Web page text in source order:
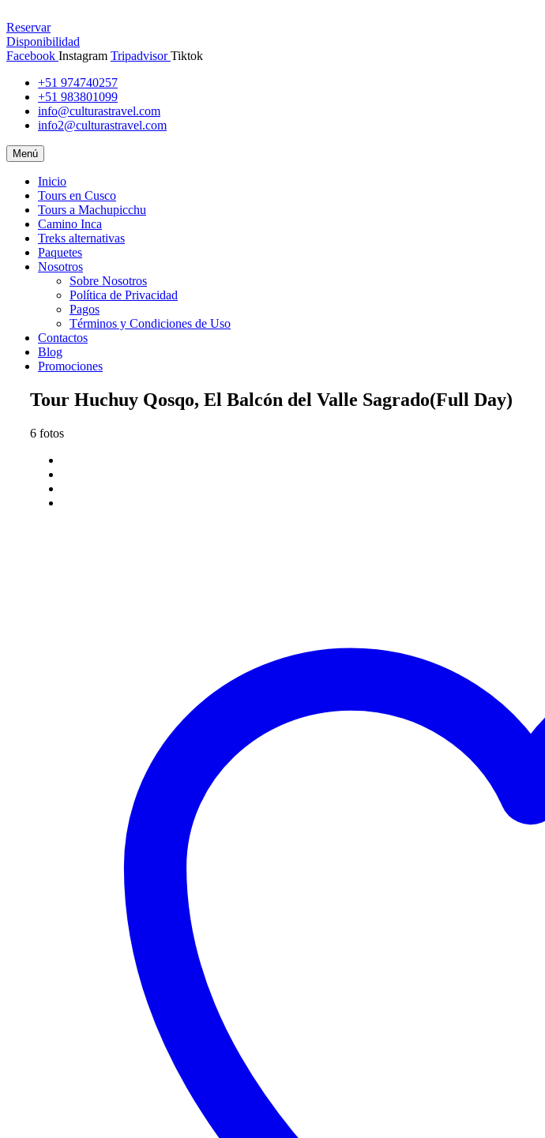
Reservar
Disponibilidad
Facebook Instagram Tripadvisor Tiktok
+51 974740257
+51 983801099
info@culturastravel.com
info2@culturastravel.com
Menú
Inicio
Tours en Cusco
Tours a Machupicchu
Camino Inca
Treks alternativas
Paquetes
Nosotros
Sobre Nosotros
Política de Privacidad
Pagos
Términos y Condiciones de Uso
Contactos
Blog
Promociones
Tour Huchuy Qosqo, El Balcón del Valle Sagrado(Full Day)
6 fotos